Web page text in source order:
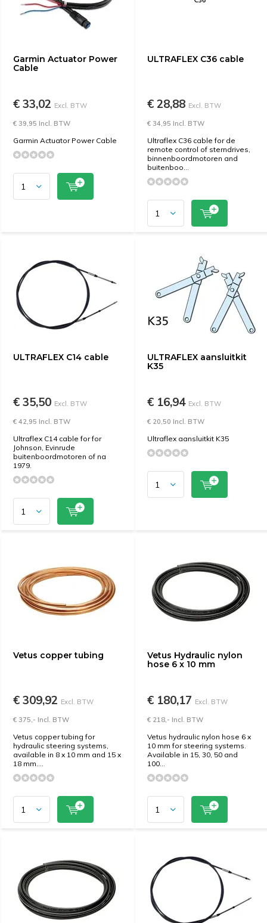
Garmin Actuator Power
Cable
€ 33,02 Excl. BTW
€ 39,95 Incl. BTW
Garmin Actuator Power Cable
ULTRAFLEX C36 cable
€ 28,88 Excl. BTW
€ 34,95 Incl. BTW
Ultraflex C36 cable for de
remote control of sterndrives,
binnenboordmotoren and
buitenboo...
ULTRAFLEX C14 cable
€ 35,50 Excl. BTW
€ 42,95 Incl. BTW
Ultraflex C14 cable for for
Johnson, Evinrude
buitenboordmotoren of na
1979.
ULTRAFLEX aansluitkit
K35
€ 16,94 Excl. BTW
€ 20,50 Incl. BTW
Ultraflex aansluitkit K35
Vetus copper tubing
€ 309,92 Excl. BTW
€ 375,- Incl. BTW
Vetus copper tubing for
hydraulic steering systems,
available in 8 x 10 mm and 15 x
18 mm....
Vetus Hydraulic nylon
hose 6 x 10 mm
€ 180,17 Excl. BTW
€ 218,- Incl. BTW
Vetus hydraulic nylon hose 6 x
10 mm for steering systems.
Available in 15, 30, 50 and
100...